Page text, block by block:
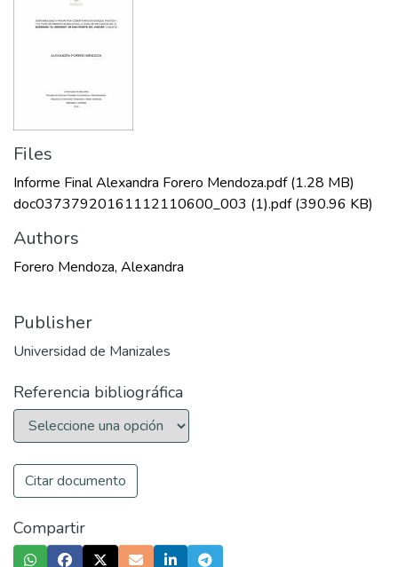
Files
Informe Final Alexandra Forero Mendoza.pdf(1.28 MB)
doc03737920161112110600_003 (1).pdf(390.96 KB)
Authors
Forero Mendoza, Alexandra
Publisher
Universidad de Manizales
Referencia bibliográfica
Citar documento
Compartir